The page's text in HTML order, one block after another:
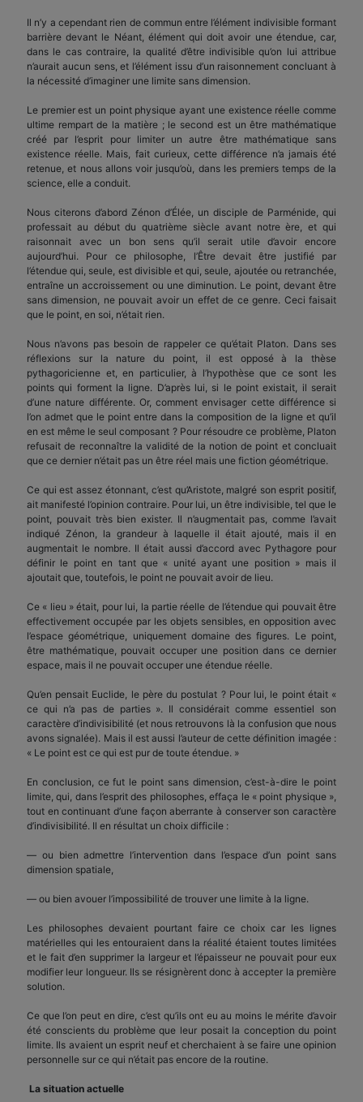
Il n’y a cependant rien de commun entre l’élément indivisible formant
barrière devant le Néant, élément qui doit avoir une étendue, car,
dans le cas contraire, la qualité d’être indivisible qu’on lui attribue
n’aurait aucun sens, et l’élément issu d’un raisonnement concluant à
la nécessité d’imaginer une limite sans dimension.
Le premier est un point physique ayant une existence réelle comme
ultime rempart de la matière ; le second est un être mathématique
créé par l’esprit pour limiter un autre être mathématique sans
existence réelle. Mais, fait curieux, cette différence n’a jamais été
retenue, et nous allons voir jusqu’où, dans les premiers temps de la
science, elle a conduit.
Nous citerons d’abord Zénon d’Élée, un disciple de Parménide, qui
professait au début du quatrième siècle avant notre ère, et qui
raisonnait avec un bon sens qu’il serait utile d’avoir encore
aujourd’hui. Pour ce philosophe, l’Être devait être justifié par
l’étendue qui, seule, est divisible et qui, seule, ajoutée ou retranchée,
entraîne un accroissement ou une diminution. Le point, devant être
sans dimension, ne pouvait avoir un effet de ce genre. Ceci faisait
que le point, en soi, n’était rien.
Nous n’avons pas besoin de rappeler ce qu’était Platon. Dans ses
réflexions sur la nature du point, il est opposé à la thèse
pythagoricienne et, en particulier, à l’hypothèse que ce sont les
points qui forment la ligne. D’après lui, si le point existait, il serait
d’une nature différente. Or, comment envisager cette différence si
l’on admet que le point entre dans la composition de la ligne et qu’il
en est même le seul composant ? Pour résoudre ce problème, Platon
refusait de reconnaître la validité de la notion de point et concluait
que ce dernier n’était pas un être réel mais une fiction géométrique.
Ce qui est assez étonnant, c’est qu’Aristote, malgré son esprit positif,
ait manifesté l’opinion contraire. Pour lui, un être indivisible, tel que le
point, pouvait très bien exister. Il n’augmentait pas, comme l’avait
indiqué Zénon, la grandeur à laquelle il était ajouté, mais il en
augmentait le nombre. Il était aussi d’accord avec Pythagore pour
définir le point en tant que « unité ayant une position » mais il
ajoutait que, toutefois, le point ne pouvait avoir de lieu.
Ce « lieu » était, pour lui, la partie réelle de l’étendue qui pouvait être
effectivement occupée par les objets sensibles, en opposition avec
l’espace géométrique, uniquement domaine des figures. Le point,
être mathématique, pouvait occuper une position dans ce dernier
espace, mais il ne pouvait occuper une étendue réelle.
Qu’en pensait Euclide, le père du postulat ? Pour lui, le point était «
ce qui n’a pas de parties ». Il considérait comme essentiel son
caractère d’indivisibilité (et nous retrouvons là la confusion que nous
avons signalée). Mais il est aussi l’auteur de cette définition imagée :
« Le point est ce qui est pur de toute étendue. »
En conclusion, ce fut le point sans dimension, c’est-à-dire le point
limite, qui, dans l’esprit des philosophes, effaça le « point physique »,
tout en continuant d’une façon aberrante à conserver son caractère
d’indivisibilité. Il en résultat un choix difficile :
— ou bien admettre l’intervention dans l’espace d’un point sans
dimension spatiale,
— ou bien avouer l’impossibilité de trouver une limite à la ligne.
Les philosophes devaient pourtant faire ce choix car les lignes
matérielles qui les entouraient dans la réalité étaient toutes limitées
et le fait d’en supprimer la largeur et l’épaisseur ne pouvait pour eux
modifier leur longueur. Ils se résignèrent donc à accepter la première
solution.
Ce que l’on peut en dire, c’est qu’ils ont eu au moins le mérite d’avoir
été conscients du problème que leur posait la conception du point
limite. Ils avaient un esprit neuf et cherchaient à se faire une opinion
personnelle sur ce qui n’était pas encore de la routine.
La situation actuelle